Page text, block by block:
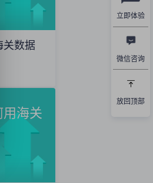
关数据
海关
立即体验
微信咨询
放回顶部